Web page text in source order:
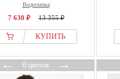
Водолазка
7 630 ₽ 13 355 ₽
КУПИТЬ
←6 цветов→